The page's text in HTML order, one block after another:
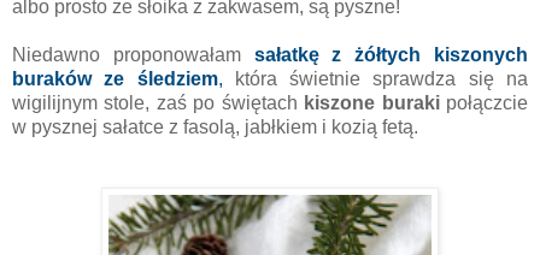
albo prosto ze słoika z zakwasem, są pyszne!
Niedawno proponowałam sałatkę z żółtych kiszonych
buraków ze śledziem, która świetnie sprawdza się na
wigilijnym stole, zaś po świętach kiszone burakipołączcie
w pysznej sałatce z fasolą, jabłkiem i kozią fetą.